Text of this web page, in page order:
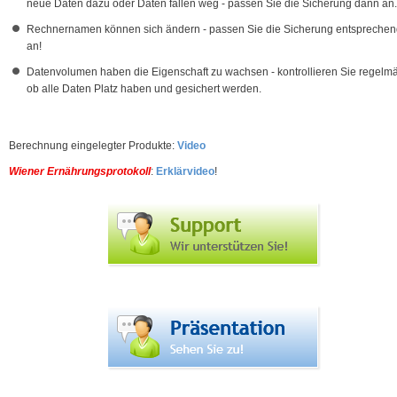
neue Daten dazu oder Daten fallen weg - passen Sie die Sicherung dann an.
Rechnernamen können sich ändern - passen Sie die Sicherung
an!
Datenvolumen haben die Eigenschaft zu wachsen - kontrollieren Sie
ob alle Daten Platz haben und gesichert werden.
Berechnung eingelegter Produkte: Video
Wiener Ernährungsprotokoll: Erklärvideo!